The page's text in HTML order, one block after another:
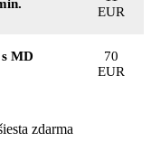
EUR
MD
70
EUR
zdarma